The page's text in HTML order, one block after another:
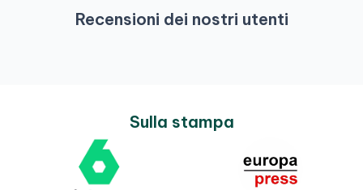
Recensioni dei nostri utenti
Sulla stampa